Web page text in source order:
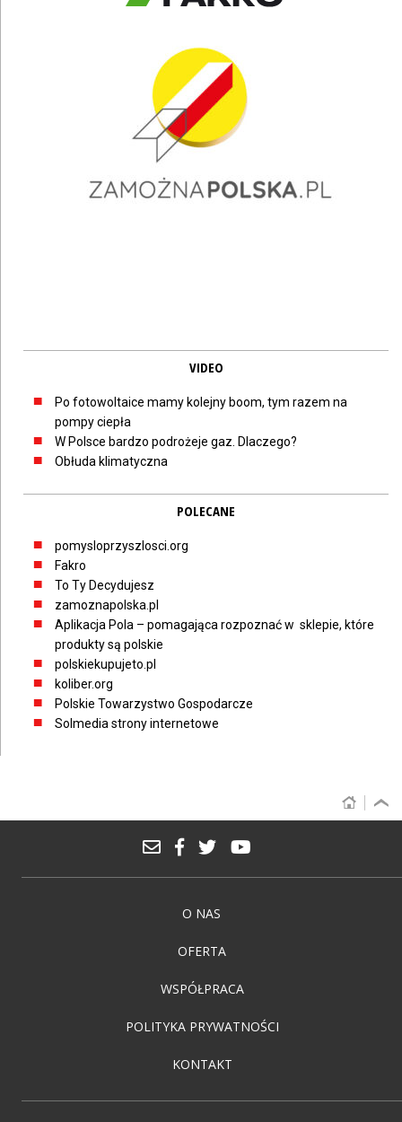
VIDEO
Po fotowoltaice mamy kolejny boom, tym razem na
pompy ciepła
W Polsce bardzo podrożeje gaz. Dlaczego?
Obłuda klimatyczna
POLECANE
pomysloprzyszlosci.org
Fakro
To Ty Decydujesz
zamoznapolska.pl
Aplikacja Pola – pomagająca rozpoznać w sklepie, które
produkty są polskie
polskiekupujeto.pl
koliber.org
Polskie Towarzystwo Gospodarcze
Solmedia strony internetowe
O NAS
OFERTA
WSPÓŁPRACA
POLITYKA PRYWATNOŚCI
KONTAKT